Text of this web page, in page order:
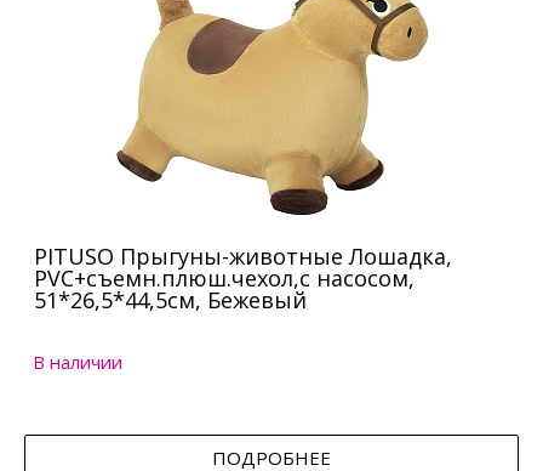
PITUSO Прыгуны-животные Лошадка,
PVC+съемн.плюш.чехол,с насосом,
51*26,5*44,5см, Бежевый
В наличии
ПОДРОБНЕЕ